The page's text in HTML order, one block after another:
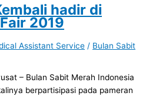
hadir di
2019
Assistant Service / Bulan Sabit
– Bulan Sabit Merah Indonesia
berpartisipasi pada pameran